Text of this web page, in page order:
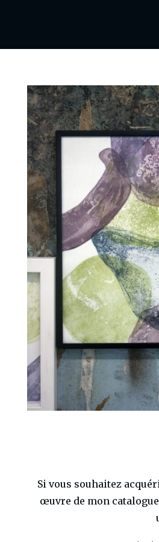
Si vous souhaitez
œuvre de mon